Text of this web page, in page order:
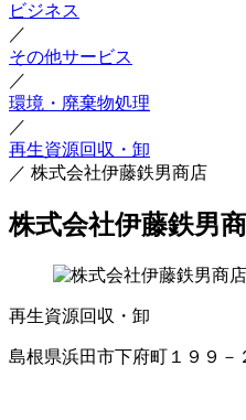
ビジネス
／
その他サービス
／
環境・廃棄物処理
／
再生資源回収・卸
／ 株式会社伊藤鉄男商店
株式会社伊藤鉄男
再生資源回収・卸
島根県浜田市下府町１９９－